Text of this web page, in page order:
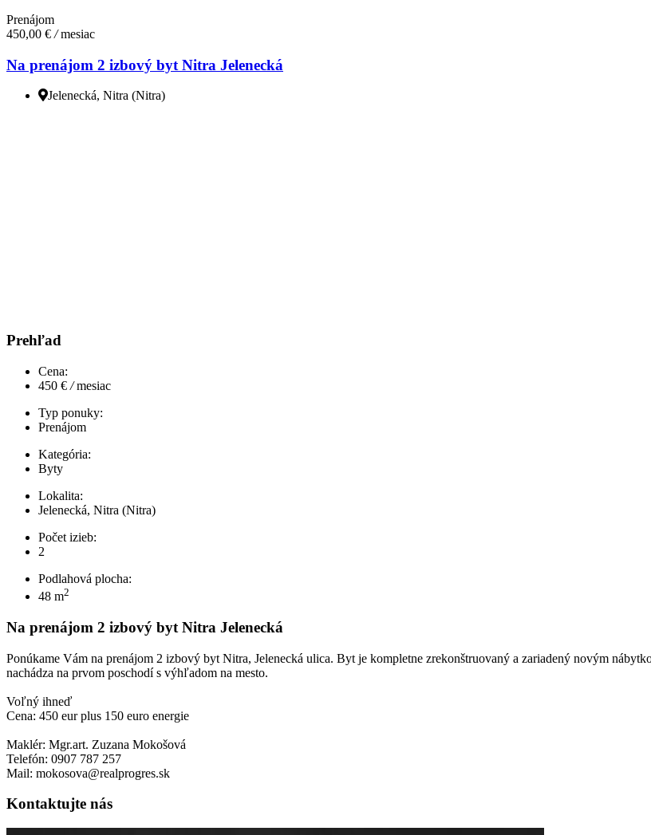
Prenájom
450,00 € /mesiac
Na prenájom 2 izbový byt Nitra Jelenecká
Jelenecká, Nitra (Nitra)
Prehľad
Cena:
450 € /mesiac
Typ ponuky:
Prenájom
Kategória:
Byty
Lokalita:
Jelenecká, Nitra (Nitra)
Počet izieb:
2
Podlahová plocha:
48 m2
Na prenájom 2 izbový byt Nitra Jelenecká
Ponúkame Vám na prenájom 2 izbový byt Nitra, Jelenecká ulica. Byt je kompletne zrekonštruovaný a zariadený novým
nachádza na prvom poschodí s výhľadom na mesto.
Voľný ihneď
Cena: 450 eur plus 150 euro energie
Maklér: Mgr.art. Zuzana Mokošová
Telefón: 0907 787 257
Mail: mokosova@realprogres.sk
Kontaktujte nás